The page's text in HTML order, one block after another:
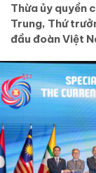
Thừa ủy quyền
Trung, Thứ
đầu đoàn Việt